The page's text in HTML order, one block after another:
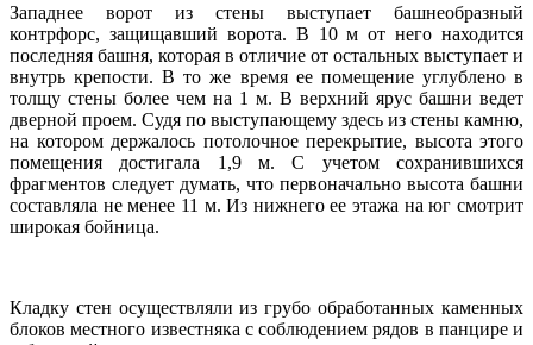
Западнее ворот из стены выступает башнеобразный
контрфорс, защищавший ворота. В 10 м от него находится
последняя башня, которая в отличие от остальных выступает и
внутрь крепости. В то же время ее помещение углублено в
толщу стены более чем на 1 м. В верхний ярус башни ведет
дверной проем. Судя по выступающему здесь из стены камню,
на котором держалось потолочное перекрытие, высота этого
помещения достигала 1,9 м. С учетом сохранившихся
фрагментов следует думать, что первоначально высота башни
составляла не менее 11 м. Из нижнего ее этажа на юг смотрит
широкая бойница.
Кладку стен осуществляли из грубо обработанных каменных
блоков местного известняка с соблюдением рядов в панцире и